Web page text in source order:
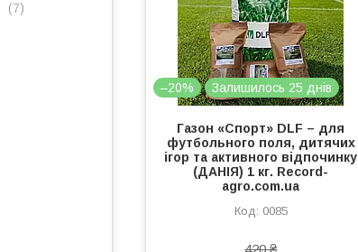
–20% Залишилось 25 днів
Газон «Спорт» DLF – для
футбольного поля, дитячих
ігор та активного відпочинку
(ДАНІЯ) 1 кг. Record-
agro.com.ua
0085
420 ₴
7